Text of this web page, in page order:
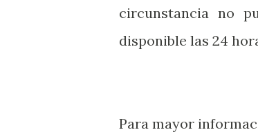
circunstancia no
disponible las 24
Para mayor